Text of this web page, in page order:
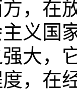
，在
义国
大，
，在